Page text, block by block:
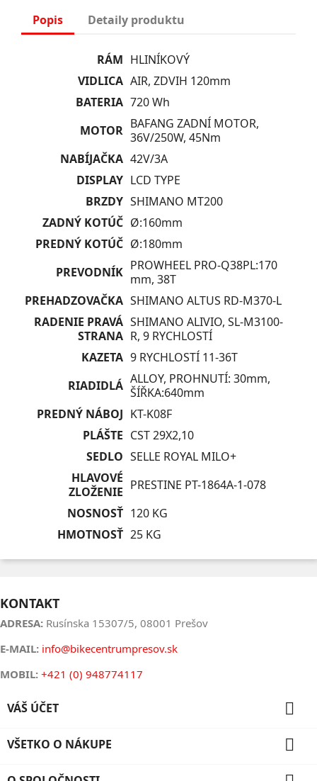
Popis Detaily produktu
RÁM HLINÍKOVÝ
VIDLICA AIR, ZDVIH 120mm
BATERIA 720 Wh
MOTOR BAFANG ZADNÍ MOTOR,
36V/250W, 45Nm
NABÍJAČKA 42V/3A
DISPLAY LCD TYPE
BRZDY SHIMANO MT200
ZADNÝ KOTÚČ Ø:160mm
PREDNÝ KOTÚČ Ø:180mm
PREVODNÍK PROWHEEL PRO-Q38PL:170
mm, 38T
PREHADZOVAČKA SHIMANO ALTUS RD-M370-L
RADENIE PRAVÁ
STRANA
SHIMANO ALIVIO, SL-M3100-
R, 9 RYCHLOSTÍ
KAZETA 9 RYCHLOSTÍ 11-36T
RIADIDLÁ ALLOY, PROHNUTÍ: 30mm,
ŠÍŘKA:640mm
PREDNÝ NÁBOJ KT-K08F
PLÁŠTE CST 29X2,10
SEDLO SELLE ROYAL MILO+
HLAVOVÉ
ZLOŽENIE PRESTINE PT-1864A-1-078
NOSNOSŤ 120 KG
HMOTNOSŤ 25 KG
KONTAKT
ADRESA: Rusínska 15307/5, 08001 Prešov
E-MAIL: info@bikecentrumpresov.sk
MOBIL: +421 (0) 948774117
VÁŠ ÚČET 
VŠETKO O NÁKUPE 